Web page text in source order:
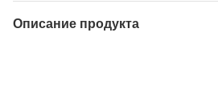
Описание продукта